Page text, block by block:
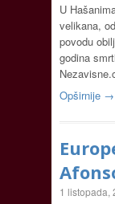
U
velikana,
povodu
godina
Opširnije →
1 listopada,